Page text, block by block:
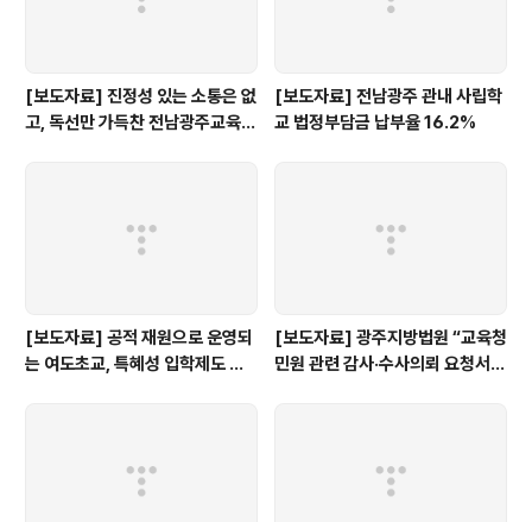
[보도자료] 진정성 있는 소통은 없
고, 독선만 가득찬 전남광주교육감
[보도자료] 전남광주 관내 사립학
교 법정부담금 납부율 16.2%
[보도자료] 공적 재원으로 운영되
는 여도초교, 특혜성 입학제도 즉
[보도자료] 광주지방법원 “교육청
민원 관련 감사·수사의뢰 요청서,